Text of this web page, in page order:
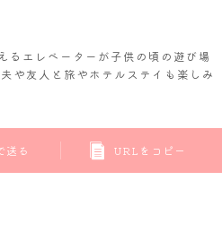
るエレベーターが子供の頃の遊び場
や友人と旅やホテルステイも楽しみ
送る URLをコピー